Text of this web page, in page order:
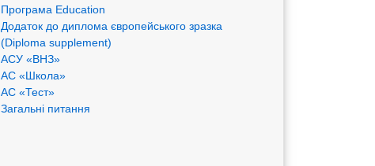
Програма Eduсation
Додаток до диплома європейського зразка
(Diploma supplement)
АСУ «ВНЗ»
АС «Школа»
АС «Тест»
Загальні питання